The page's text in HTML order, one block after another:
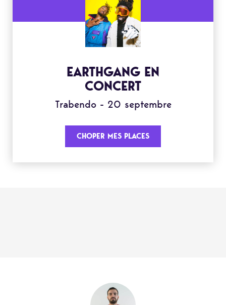
EARTHGANG EN
CONCERT
Trabendo - 20 septembre
CHOPER MES PLACES